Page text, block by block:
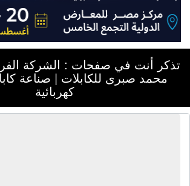
تذكر أنت في صفحات : الشركة
محمد صبرى للكابلات | صناعة
كهربائية